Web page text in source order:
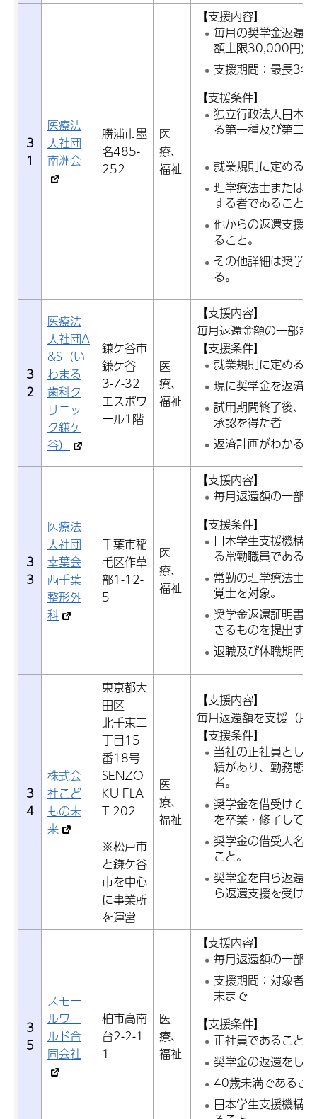
3
1
医療法
人社団
南洲会
勝浦市墨
名485-
252
医
療、
福祉
【支援内容】
毎月の奨学金返還
額上限30,000円)
支援期間：最長3
【支援条件】
独立行政法人日本
る第一種及び第二
就業規則に定める
理学療法士または
する者であるこ
他からの返還支援
ること。
その他詳細は奨学
る。
3
2
医療法
人社団A
&S（い
わまる
歯科ク
リニッ
ク鎌ケ
谷）
鎌ケ谷市
鎌ケ谷
3-7-32
エスポワ
ール1階
医
療、
福祉
【支援内容】
毎月返還金額の一部ま
【支援条件】
就業規則に定める
現に奨学金を返済
試用期間終了後、
承認を得た者
返済計画がわかる
3
3
医療法
人社団
幸葉会
西千葉
整形外
科
千葉市稲
毛区作草
部1-12-
5
医
療、
福祉
【支援内容】
毎月返還額の一部
【支援条件】
日本学生支援機構
る常勤職員である
常勤の理学療法士
覚士を対象。
奨学金返還証明書
きるものを提出す
退職及び休職期間
3
4
株式会
社こど
もの未
来
東京都大
田区
北千束二
丁目15
番18号
SENZO
KU FLA
T 202
※松戸市
と鎌ケ谷
市を中心
に事業所
を運営
医
療、
福祉
【支援内容】
毎月返還額を支援（
【支援条件】
当社の正社員とし
績があり、勤務態
者。
奨学金を借受けて
を卒業・修了して
奨学金の借受人名
こと。
奨学金を自ら返還
ら返還支援を受け
3
5
スモー
ルワー
ルド合
同会社
柏市高南
台2-2-1
1
医
療、
福祉
【支援内容】
毎月返還額の一部
支援期間：対象者
末まで
【支援条件】
正社員であること
奨学金の返還をし
40歳未満であるこ
日本学生支援機構